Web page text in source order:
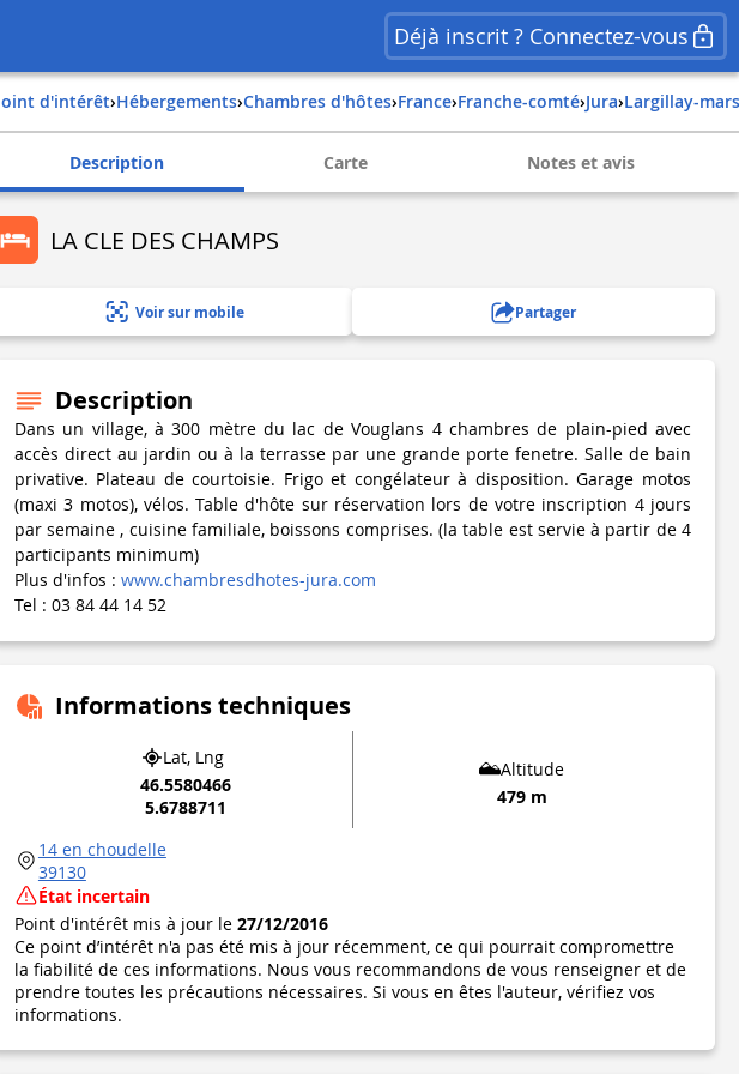
Déjà inscrit ? Connectez-vous
Point d'intérêt› Hébergements› Chambres d'hôtes› france› franche-comté› jura› largillay-
Description Carte Notes et avis
LA CLE DES CHAMPS
Voir sur mobile Partager
Description
Dans un village, à 300 mètre du lac de Vouglans 4 chambres de plain-pied avec
accès direct au jardin ou à la terrasse par une grande porte fenetre. Salle de bain
privative. Plateau de courtoisie. Frigo et congélateur à disposition. Garage motos
(maxi 3 motos), vélos. Table d'hôte sur réservation lors de votre inscription 4 jours
par semaine , cuisine familiale, boissons comprises. (la table est servie à partir de 4
participants minimum)
Plus d'infos : www.chambresdhotes-jura.com
Tel : 03 84 44 14 52
Informations techniques
Lat, Lng
46.5580466
5.6788711
Altitude
479 m
14 en choudelle
39130
État incertain
Point d'intérêt mis à jour le 27/12/2016
Ce point d’intérêt n'a pas été mis à jour récemment, ce qui pourrait compromettre
la fiabilité de ces informations. Nous vous recommandons de vous renseigner et de
prendre toutes les précautions nécessaires. Si vous en êtes l'auteur, vérifiez vos
informations.